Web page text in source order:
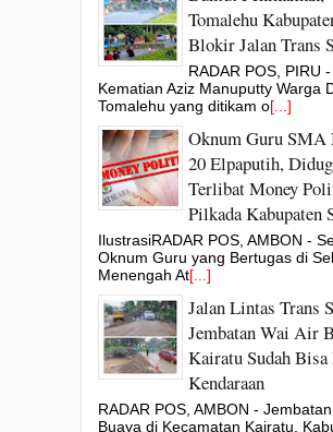
Tomalehu
Blokir Jalan Trans
RADAR POS, PIRU
Kematian Aziz Manuputty Warga
Tomalehu yang ditikam o[...]
Oknum Guru SMA
20 Elpaputih,
Terlibat Money
Pilkada Kabupaten
IlustrasiRADAR POS, AMBON -
Oknum Guru yang Bertugas di
Menengah At[...]
Jalan Lintas Trans
Jembatan Wai Air
Kairatu Sudah
Kendaraan
RADAR POS, AMBON -
Buaya di Kecamatan Kairatu,